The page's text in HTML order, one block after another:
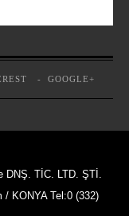
GOOGLE+
DNŞ. TİC. LTD. ŞTİ.
/ KONYA Tel:0 (332)